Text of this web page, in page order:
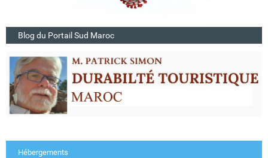
Blog du Portail Sud Maroc
Hébergements